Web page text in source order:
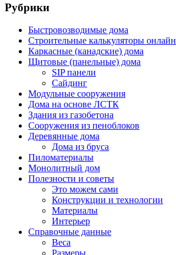
Рубрики
Быстровозводимые дома
Строительные калькуляторы онлайн
Каркасные (канадские) дома
Щитовые (панельные) дома
SIP панели
Сайдинг
Модульные сооружения
Дома на основе ЛСТК
Здания из газобетона
Сооружения из пеноблоков
Деревянные дома
Дома из бруса
Пиломатериалы
Монолитный дом
Полезности и советы
Это можем сами
Конструкции и технологии
Материалы
Интерьер
Справочные данные
Веса